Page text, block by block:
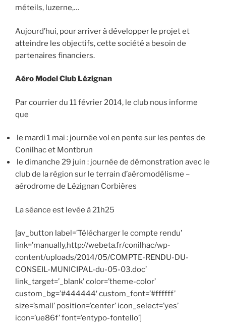
méteils, luzerne,…
Aujourd’hui, pour arriver à développer le projet et
atteindre les objectifs, cette société a besoin de
partenaires financiers.
Aéro Model Club Lézignan
Par courrier du 11 février 2014, le club nous informe
que
le mardi 1 mai : journée vol en pente sur les pentes de
Conilhac et Montbrun
le dimanche 29 juin : journée de démonstration avec le
club de la région sur le terrain d’aéromodélisme –
aérodrome de Lézignan Corbières
La séance est levée à 21h25
[av_button label=’Télécharger le compte rendu’
link=’manually,http://webeta.fr/conilhac/wp-
content/uploads/2014/05/COMPTE-RENDU-DU-
CONSEIL-MUNICIPAL-du-05-03.doc’
link_target=’_blank’ color=’theme-color’
custom_bg=’#444444′ custom_font=’#ffffff’
size=’small’ position=’center’ icon_select=’yes’
icon=’ue86f’ font=’entypo-fontello’]